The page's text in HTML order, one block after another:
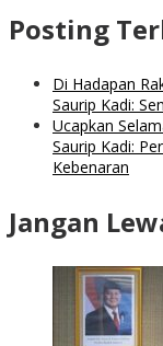
Posting
Di Hadapan
Saurip Kadi:
Ucapkan
Saurip Kadi:
Kebenaran
Jangan